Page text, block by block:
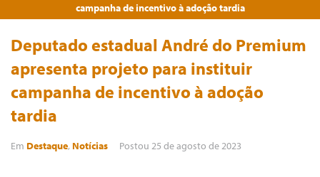
campanha de incentivo à adoção tardia
Deputado estadual André do Premium
apresenta projeto para instituir
campanha de incentivo à adoção
tardia
Em Destaque, Notícias Postou 25 de agosto de 2023